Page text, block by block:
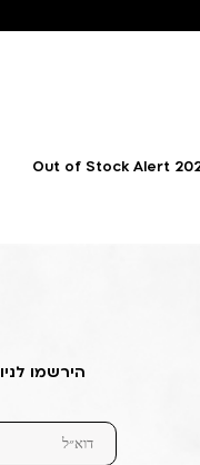
Out of Stock Alert
הירשמו